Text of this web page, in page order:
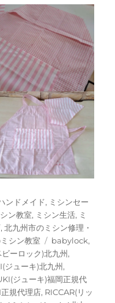
ンドメイド, ミシンセー
ン教室, ミシン生活, ミ
,北九州市のミシン修理・
シン教室
タ
グ
babylock,
ーロック)北九州 ,
ジューキ)北九州 ,
ジューキ)福岡正規代
規代理店, RICCAR(リッ